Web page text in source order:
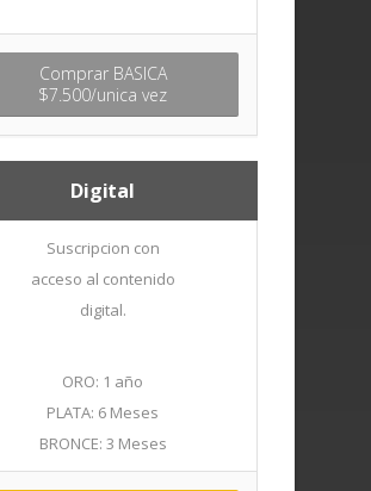
Comprar BASICA
$7.500/unica vez
Digital
Suscripcion con
acceso al contenido
digital.
ORO: 1 año
PLATA: 6 Meses
BRONCE: 3 Meses